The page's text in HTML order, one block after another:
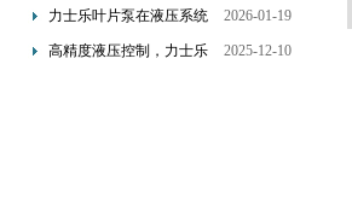
装要求：直管段、过滤器
力士乐叶片泵在液压系统
中的应用分析
2026-01-19
高精度液压控制，力士乐
2025-12-10